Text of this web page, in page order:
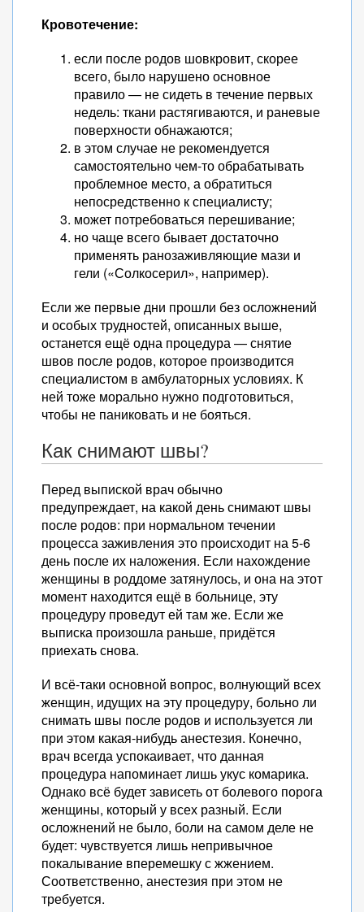
Кровотечение:
если после родов шовкровит, скорее
всего, было нарушено основное
правило — не сидеть в течение первых
недель: ткани растягиваются, и раневые
поверхности обнажаются;
в этом случае не рекомендуется
самостоятельно чем-то обрабатывать
проблемное место, а обратиться
непосредственно к специалисту;
может потребоваться перешивание;
но чаще всего бывает достаточно
применять ранозаживляющие мази и
гели («Солкосерил», например).
Если же первые дни прошли без осложнений
и особых трудностей, описанных выше,
останется ещё одна процедура — снятие
швов после родов, которое производится
специалистом в амбулаторных условиях. К
ней тоже морально нужно подготовиться,
чтобы не паниковать и не бояться.
Как снимают швы?
Перед выпиской врач обычно
предупреждает, на какой день снимают швы
после родов: при нормальном течении
процесса заживления это происходит на 5-6
день после их наложения. Если нахождение
женщины в роддоме затянулось, и она на этот
момент находится ещё в больнице, эту
процедуру проведут ей там же. Если же
выписка произошла раньше, придётся
приехать снова.
И всё-таки основной вопрос, волнующий всех
женщин, идущих на эту процедуру, больно ли
снимать швы после родов и используется ли
при этом какая-нибудь анестезия. Конечно,
врач всегда успокаивает, что данная
процедура напоминает лишь укус комарика.
Однако всё будет зависеть от болевого порога
женщины, который у всех разный. Если
осложнений не было, боли на самом деле не
будет: чувствуется лишь непривычное
покалывание вперемешку с жжением.
Соответственно, анестезия при этом не
требуется.